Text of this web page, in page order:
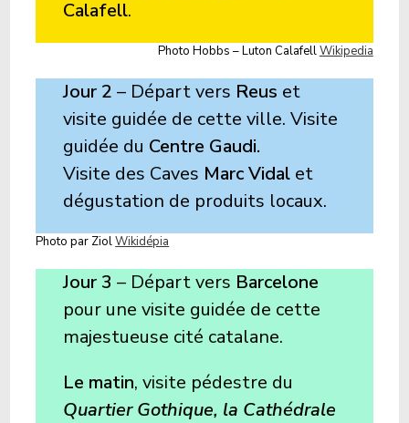
Calafell.
Photo Hobbs – Luton CalafellWikipedia
Jour 2 – Départ vers Reus et
visite guidée de cette ville. Visite
guidée du Centre Gaudi.
Visite des Caves Marc Vidal et
dégustation de produits locaux.
Photo par ZiolWikidépia
Jour 3 – Départ vers Barcelone
pour une visite guidée de cette
majestueuse cité catalane.
Le matin, visite pédestre du
Quartier Gothique, la Cathédrale